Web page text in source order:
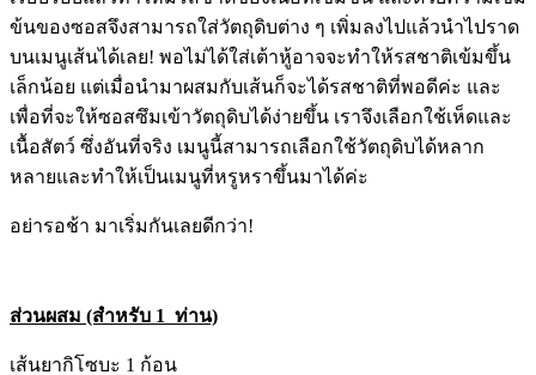
ข้นของซอสจึงสามารถใส่วัตถุดิบต่าง ๆ เพิ่มลงไปแล้วนำไปราด
บนเมนูเส้นได้เลย! พอไม่ได้ใส่เต้าหู้อาจจะทำให้รสชาติเข้มขึ้น
เล็กน้อย แต่เมื่อนำมาผสมกับเส้นก็จะได้รสชาติที่พอดีค่ะ และ
เพื่อที่จะให้ซอสซึมเข้าวัตถุดิบได้ง่ายขึ้น เราจึงเลือกใช้เห็ดและ
เนื้อสัตว์ ซึ่งอันที่จริง เมนูนี้สามารถเลือกใช้วัตถุดิบได้หลาก
หลายและทำให้เป็นเมนูที่หรูหราขึ้นมาได้ค่ะ
อย่ารอช้า มาเริ่มกันเลยดีกว่า!
ส่วนผสม (สำหรับ 1 ท่าน)
เส้นยากิโซบะ 1 ก้อน